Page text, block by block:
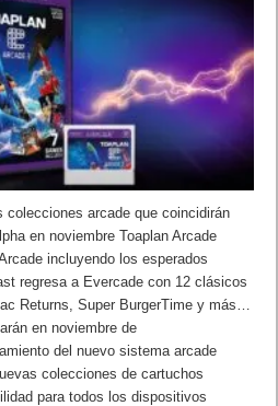
colecciones arcade que coincidirán
en noviembre Toaplan Arcade
incluyendo los esperados
regresa a Evercade con 12 clásicos
Returns, Super BurgerTime y más…
en noviembre de
del nuevo sistema arcade
colecciones de cartuchos
para todos los dispositivos